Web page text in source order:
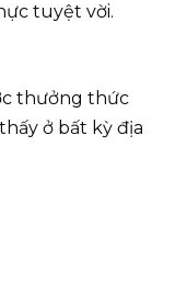
tuyệt vời.
thưởng thức
ở bất kỳ địa